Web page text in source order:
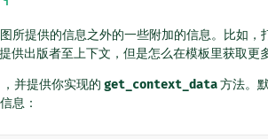
所提供的信息之外的一些附加的信息。比如，
供出版者至上下文，但是怎么在模板里获取更
，并提供你实现的 get_context_data方法。
息：